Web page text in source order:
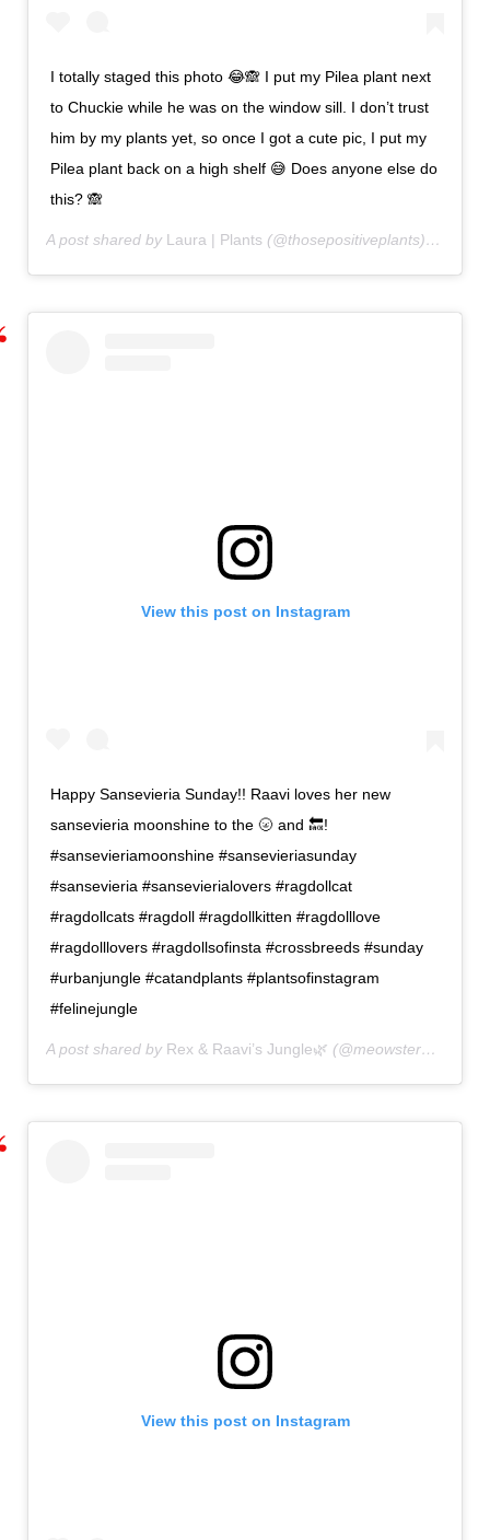
I totally staged this photo 😂🙈 I put my Pilea plant next
to Chuckie while he was on the window sill. I don’t trust
him by my plants yet, so once I got a cute pic, I put my
Pilea plant back on a high shelf 😅 Does anyone else do
this? 🙈
A post shared by Laura | Plants (@thosepositiveplants) on
View this post on Instagram
Happy Sansevieria Sunday!! Raavi loves her new
sansevieria moonshine to the 🌝 and 🔙!
#sansevieriamoonshine #sansevieriasunday
#sansevieria #sansevierialovers #ragdollcat
#ragdollcats #ragdoll #ragdollkitten #ragdolllove
#ragdolllovers #ragdollsofinsta #crossbreeds #sunday
#urbanjungle #catandplants #plantsofinstagram
#felinejungle
A post shared by Rex & Raavi’s Jungle🌿 (@meowstera) on
View this post on Instagram